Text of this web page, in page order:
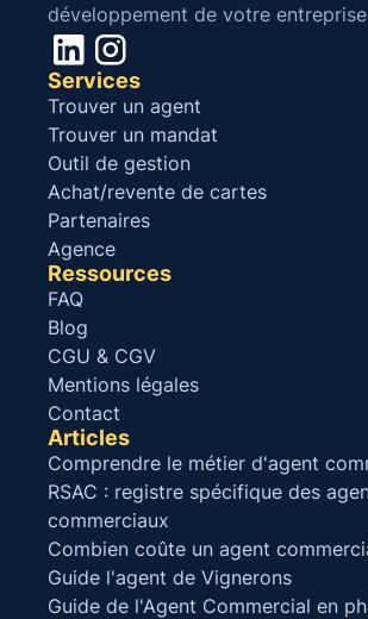
développement de votre entreprise
Services
Trouver un agent
Trouver un mandat
Outil de gestion
Achat/revente de cartes
Partenaires
Agence
Ressources
FAQ
Blog
CGU & CGV
Mentions légales
Contact
Articles
Comprendre le métier d'agent
RSAC : registre spécifique des
commerciaux
Combien coûte un agent
Guide l'agent de Vignerons
Guide de l'Agent Commercial en